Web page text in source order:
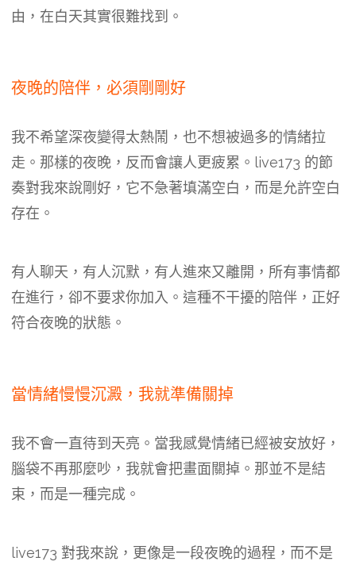
由，在白天其實很難找到。
夜晚的陪伴，必須剛剛好
我不希望深夜變得太熱鬧，也不想被過多的情緒拉
走。那樣的夜晚，反而會讓人更疲累。live173 的節
奏對我來說剛好，它不急著填滿空白，而是允許空白
存在。
有人聊天，有人沉默，有人進來又離開，所有事情都
在進行，卻不要求你加入。這種不干擾的陪伴，正好
符合夜晚的狀態。
當情緒慢慢沉澱，我就準備關掉
我不會一直待到天亮。當我感覺情緒已經被安放好，
腦袋不再那麼吵，我就會把畫面關掉。那並不是結
束，而是一種完成。
live173 對我來說，更像是一段夜晚的過程，而不是